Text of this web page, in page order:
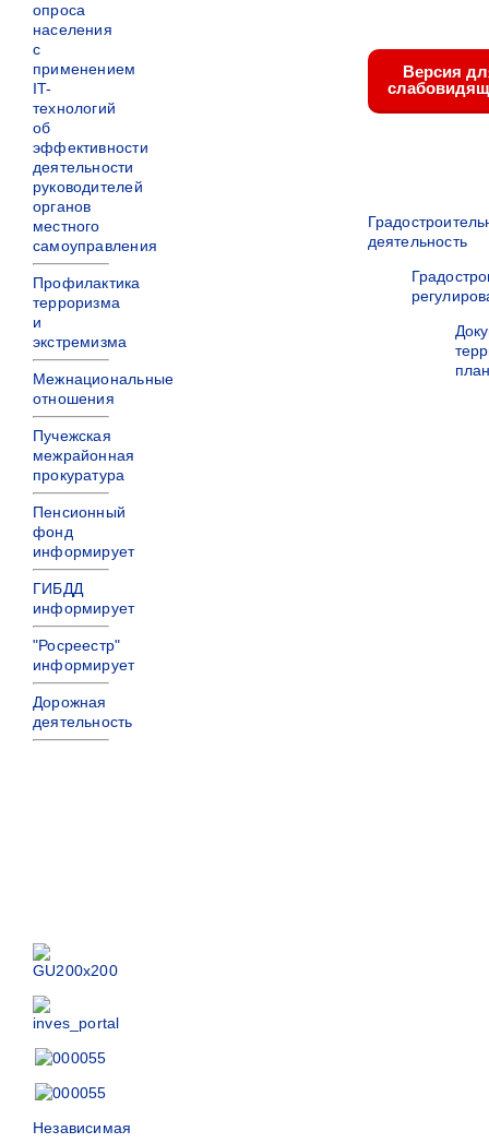
опроса
населения
с
применением
IT-
технологий
об
эффективности
деятельности
руководителей
органов
местного
самоуправления
Профилактика
терроризма
и
экстремизма
Межнациональные
отношения
Пучежская
межрайонная
прокуратура
Пенсионный
фонд
информирует
ГИБДД
информирует
"Росреестр"
информирует
Дорожная
деятельность
Независимая
Версия
деятельность